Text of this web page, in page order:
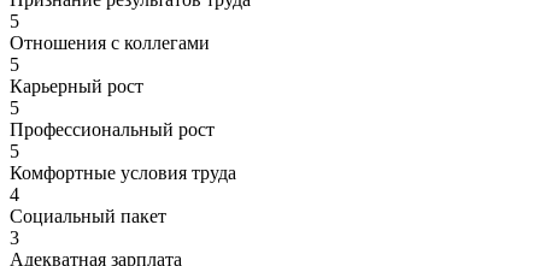
5
Отношения с коллегами
5
Карьерный рост
5
Профессиональный рост
5
Комфортные условия труда
4
Социальный пакет
3
Адекватная зарплата